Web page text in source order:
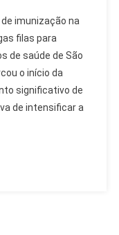
imunização na
filas para
de saúde de São
o início da
significativo de
de intensificar a